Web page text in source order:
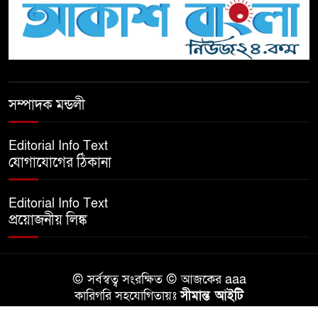
টিকটকে অশালীন কনটেন্ট ও অনলাইন
হয়রানির অভিযোগে ব্রাহ্মণবাড়িয়ায়
বেতাগীতে ঈদুল আজহা উপলক্ষে
বিনামূল্যে বীজ ও রাসায়নিক সার
বিতরণ কর্মসূচির উদ্বোধন
সম্পাদক মন্ডলী
Editorial Info Text
যোগাযোগের ঠিকানা
Editorial Info Text
প্রয়োজনীয় লিঙ্ক
© সর্বস্বত্ব সংরক্ষিত © আজকের aaa
কারিগরি সহযোগিতায়ঃসীমান্ত আইটি